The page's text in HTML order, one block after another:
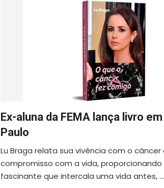
Ex-aluna da FEMA lança livro
Paulo
Lu Braga relata sua vivência com o câncer
compromisso com a vida,
fascinante que intercala uma vida antes, ...